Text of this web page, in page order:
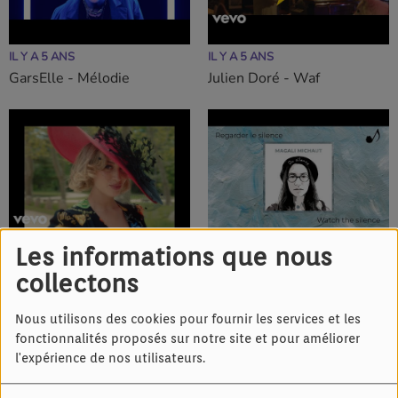
Les informations que nous
collectons
Nous utilisons des cookies pour fournir les services et les
fonctionnalités proposés sur notre site et pour améliorer
l'expérience de nos utilisateurs.
IL Y A 5 ANS
GarsElle - Mélodie
IL Y A 5 ANS
Julien Doré - Waf
IL Y A 5 ANS
La Zarra - Tu t'en iras
IL Y A 5 ANS